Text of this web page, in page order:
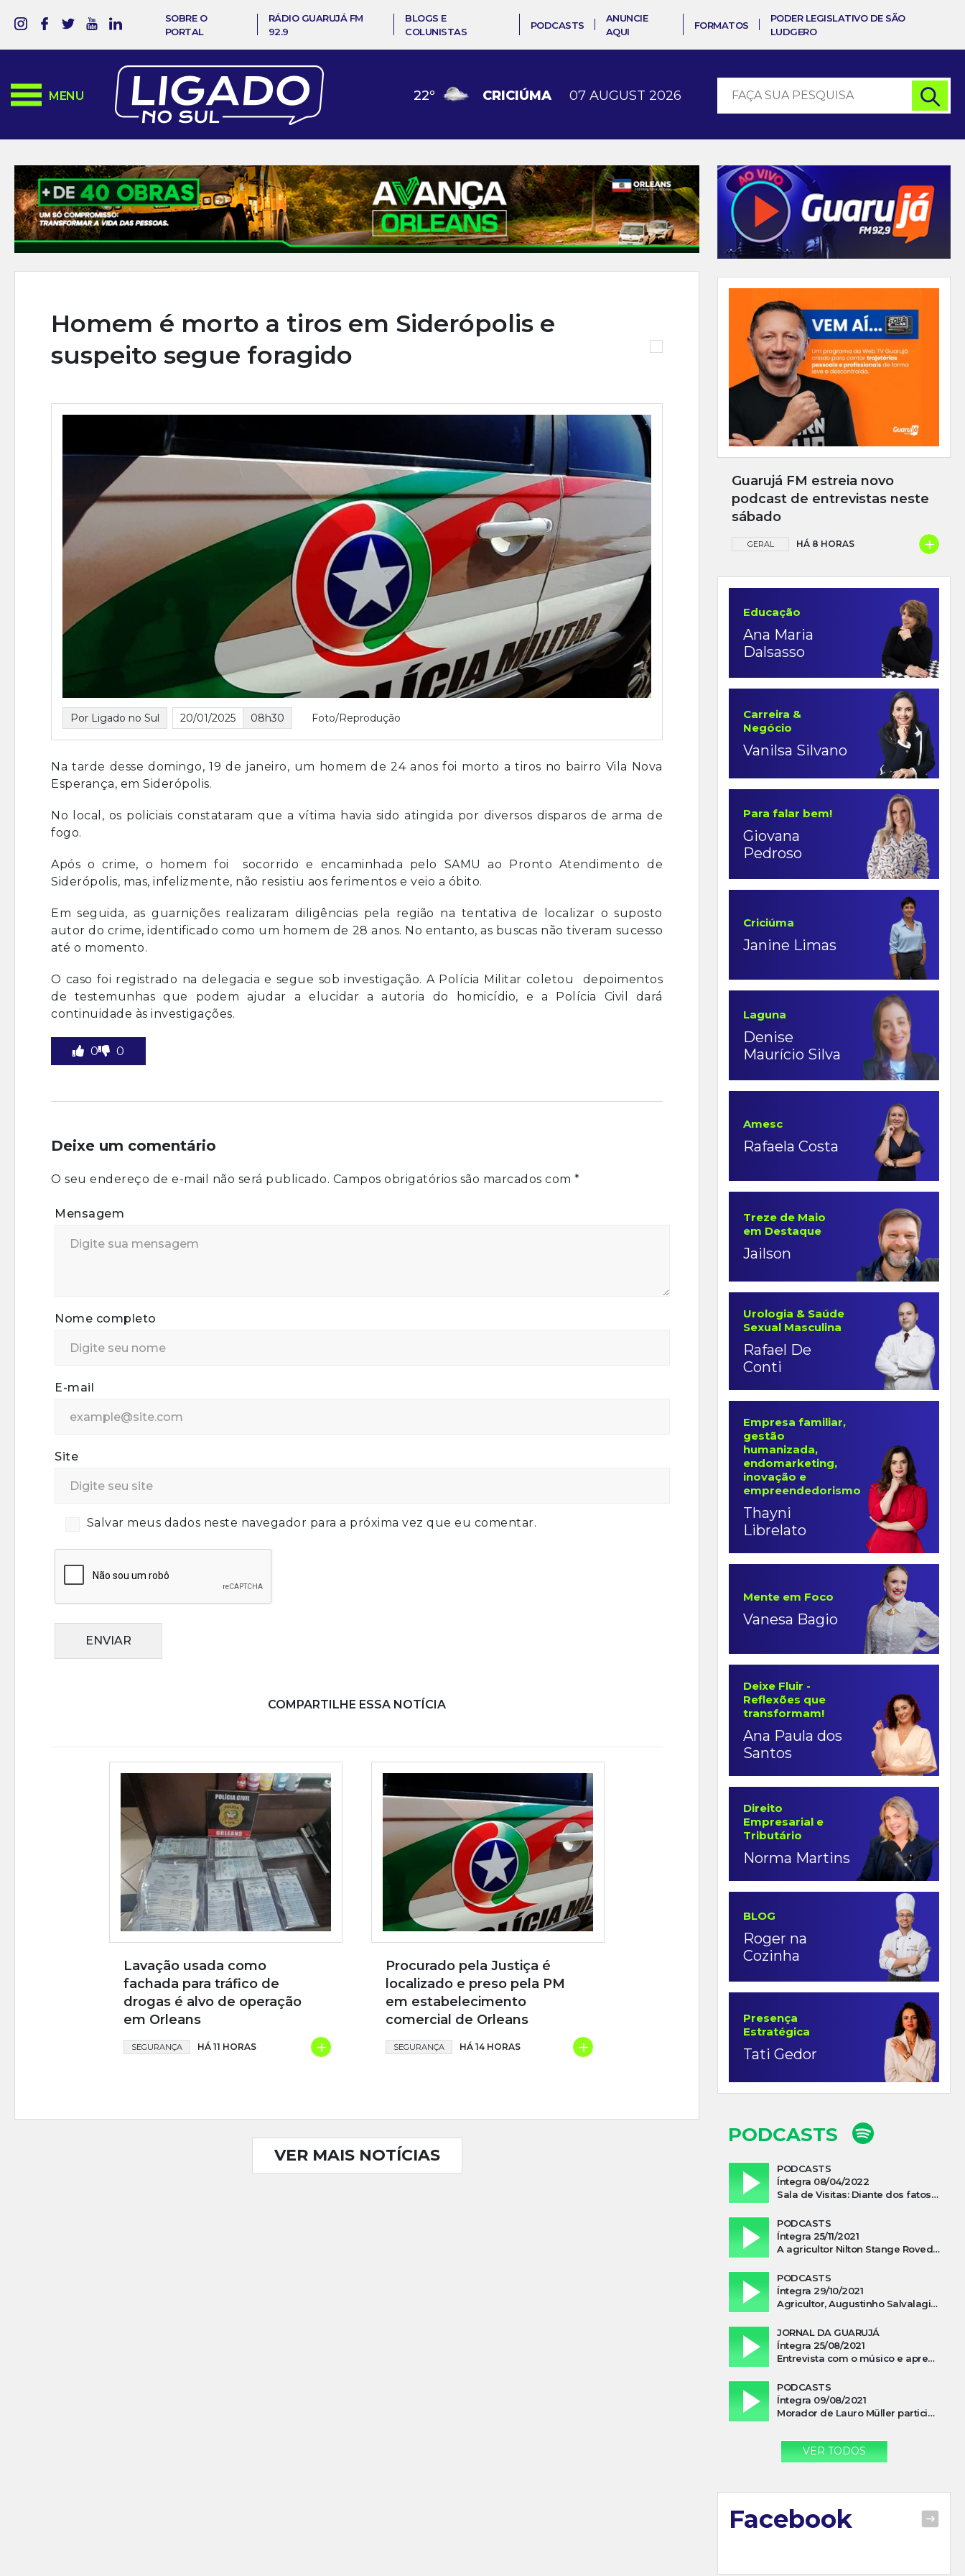
SOBRE O
PORTAL
RÁDIO GUARUJÁ FM
92.9
BLOGS E
COLUNISTAS
PODCASTS
ANUNCIE
AQUI
FORMATOS
PODER LEGISLATIVO DE SÃO
LUDGERO
MENU 22º CRICIÚMA 07 AUGUST 2026
Homem é morto a tiros em Siderópolis e
suspeito segue foragido
Por Ligado no Sul 20/01/2025 08h30 Foto/Reprodução
Na tarde desse domingo, 19 de janeiro, um homem de 24 anos foi morto a tiros no bairro Vila Nova
Esperança, em Siderópolis.
No local, os policiais constataram que a vítima havia sido atingida por diversos disparos de arma de
fogo.
Após o crime, o homem foi socorrido e encaminhada pelo SAMU ao Pronto Atendimento de
Siderópolis, mas, infelizmente, não resistiu aos ferimentos e veio a óbito.
Em seguida, as guarnições realizaram diligências pela região na tentativa de localizar o suposto
autor do crime, identificado como um homem de 28 anos. No entanto, as buscas não tiveram sucesso
até o momento.
O caso foi registrado na delegacia e segue sob investigação. A Polícia Militar coletou depoimentos
de testemunhas que podem ajudar a elucidar a autoria do homicídio, e a Polícia Civil dará
continuidade às investigações.
0 0
Deixe um comentário
O seu endereço de e-mail não será publicado. Campos obrigatórios são marcados com *
Mensagem
Nome completo
E-mail
Site
Salvar meus dados neste navegador para a próxima vez que eu comentar.
ENVIAR
COMPARTILHE ESSA NOTÍCIA
Lavação usada como
fachada para tráfico de
drogas é alvo de operação
em Orleans
SEGURANÇA HÁ 11 HORAS +
Procurado pela Justiça é
localizado e preso pela PM
em estabelecimento
comercial de Orleans
SEGURANÇA HÁ 14 HORAS +
VER MAIS NOTÍCIAS
Guarujá FM estreia novo
podcast de entrevistas neste
sábado
GERAL HÁ 8 HORAS +
Educação
Ana Maria
Dalsasso
Carreira &
Negócio
Vanilsa Silvano
Para falar bem!
Giovana
Pedroso
Criciúma
Janine Limas
Laguna
Denise
Maurício Silva
Amesc
Rafaela Costa
Treze de Maio
em Destaque
Jailson
Urologia & Saúde
Sexual Masculina
Rafael De
Conti
Empresa familiar,
gestão
humanizada,
endomarketing,
inovação e
empreendedorismo
Thayni
Librelato
Mente em Foco
Vanesa Bagio
Deixe Fluir -
Reflexões que
transformam!
Ana Paula dos
Santos
Direito
Empresarial e
Tributário
Norma Martins
BLOG
Roger na
Cozinha
Presença
Estratégica
Tati Gedor
PODCASTS
PODCASTS
Íntegra 08/04/2022
Sala de Visitas: Diante dos fatos que influenciam a economia o que podemos esperar de 2022
PODCASTS
Íntegra 25/11/2021
A agricultor Nilton Stange Roveda, afirma ter recebido ajuda espiritual durante acidente
PODCASTS
Íntegra 29/10/2021
Agricultor, Augustinho Salvalagio, relata sobre aparição do Cavaleiro Negro no Rio das Furnas
JORNAL DA GUARUJÁ
Íntegra 25/08/2021
Entrevista com o músico e apresentador, Lismael Ferrareis, no Cidade e Campo
PODCASTS
Íntegra 09/08/2021
Morador de Lauro Müller participa de motociata em apoio a Bolsonaro
VER TODOS
Facebook